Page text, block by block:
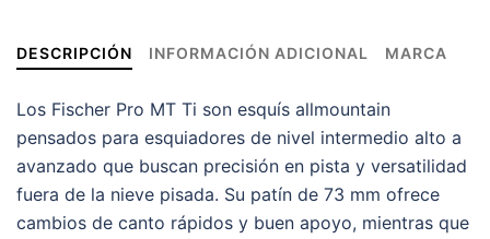
DESCRIPCIÓN INFORMACIÓN ADICIONAL MARCA
Los Fischer Pro MT Ti son esquís allmountain
pensados para esquiadores de nivel intermedio alto a
avanzado que buscan precisión en pista y versatilidad
fuera de la nieve pisada. Su patín de 73 mm ofrece
cambios de canto rápidos y buen apoyo, mientras que